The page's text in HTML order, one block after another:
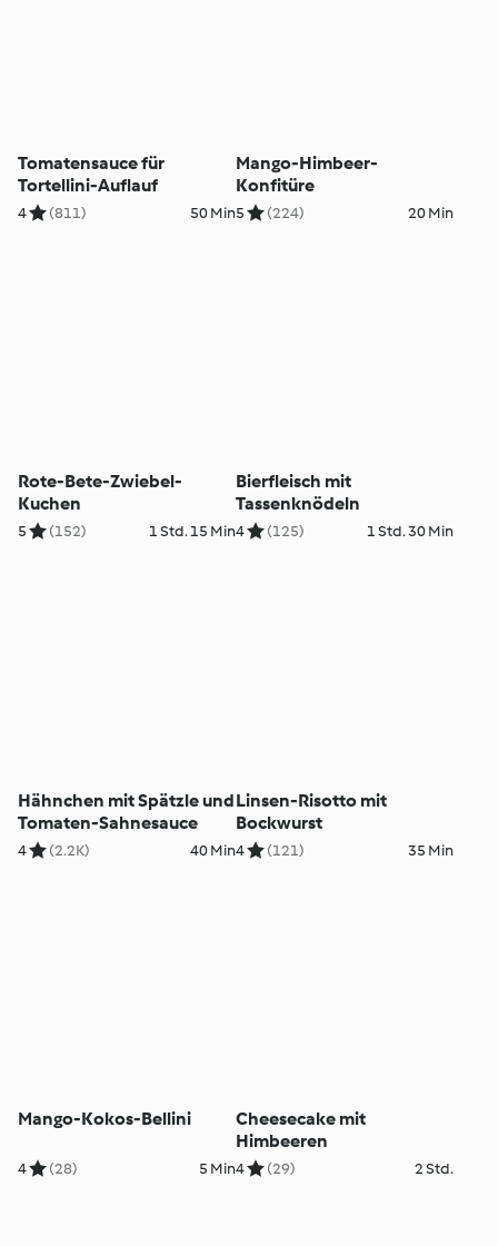
Tomatensauce für
Tortellini-Auflauf
4 (811) 50 Min
Mango-Himbeer-
Konfitüre
5 (224) 20 Min
Rote-Bete-Zwiebel-
Kuchen
5 (152) 1 Std. 15 Min
Bierfleisch mit
Tassenknödeln
4 (125) 1 Std. 30 Min
Hähnchen mit Spätzle und
Tomaten-Sahnesauce
4 (2.2K) 40 Min
Linsen-Risotto mit
Bockwurst
4 (121) 35 Min
Mango-Kokos-Bellini
4 (28) 5 Min
Cheesecake mit
Himbeeren
4 (29) 2 Std.